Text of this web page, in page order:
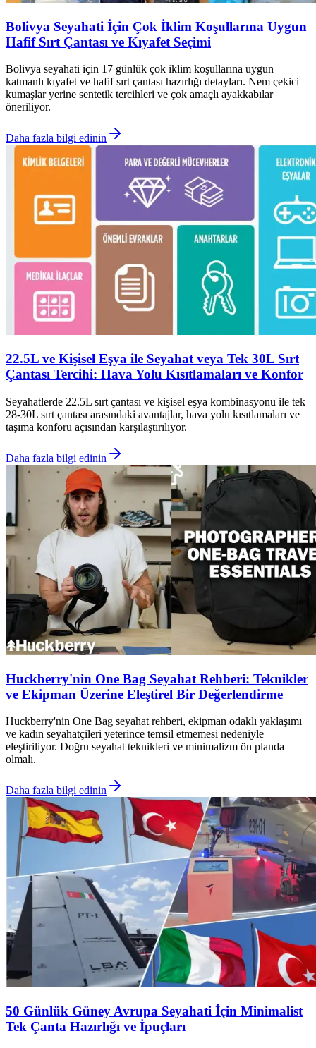
Bolivya Seyahati İçin Çok İklim Koşullarına Uygun
Hafif Sırt Çantası ve Kıyafet Seçimi
Bolivya seyahati için 17 günlük çok iklim koşullarına uygun
katmanlı kıyafet ve hafif sırt çantası hazırlığı detayları. Nem çekici
kumaşlar yerine sentetik tercihleri ve çok amaçlı ayakkabılar
öneriliyor.
Daha fazla bilgi edinin
22.5L ve Kişisel Eşya ile Seyahat veya Tek 30L Sırt
Çantası Tercihi: Hava Yolu Kısıtlamaları ve Konfor
Seyahatlerde 22.5L sırt çantası ve kişisel eşya kombinasyonu ile tek
28-30L sırt çantası arasındaki avantajlar, hava yolu kısıtlamaları ve
taşıma konforu açısından karşılaştırılıyor.
Daha fazla bilgi edinin
Huckberry'nin One Bag Seyahat Rehberi: Teknikler
ve Ekipman Üzerine Eleştirel Bir Değerlendirme
Huckberry'nin One Bag seyahat rehberi, ekipman odaklı yaklaşımı
ve kadın seyahatçileri yeterince temsil etmemesi nedeniyle
eleştiriliyor. Doğru seyahat teknikleri ve minimalizm ön planda
olmalı.
Daha fazla bilgi edinin
50 Günlük Güney Avrupa Seyahati İçin Minimalist
Tek Çanta Hazırlığı ve İpuçları